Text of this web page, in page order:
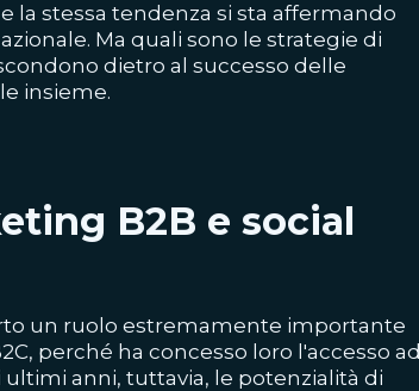
e la stessa tendenza si sta affermando
Ma quali sono le strategie di
dietro al successo delle
insieme.
B2B e social
un ruolo estremamente importante
perché ha concesso loro l'accesso ad
anni, tuttavia, le potenzialità di